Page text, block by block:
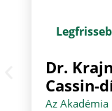
Dr.
Cassin-
Az Akadémia